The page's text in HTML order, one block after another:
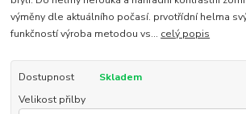
výměny dle aktuálního počasí. prvotřídní helma
funkčností výroba metodou vs... celý popis
Dostupnost
Skladem
Velikost přilby